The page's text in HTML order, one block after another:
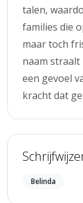
talen,
families die
maar toch
naam
een gevoel
kracht dat
Belinda